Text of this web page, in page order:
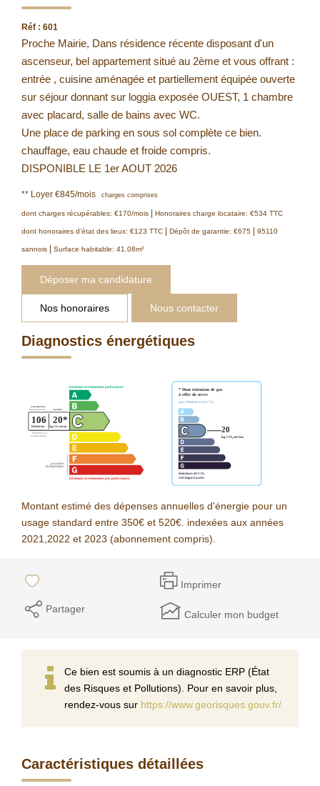
Réf : 601
Proche Mairie, Dans résidence récente disposant d'un
ascenseur, bel appartement situé au 2ème et vous offrant :
entrée , cuisine aménagée et partiellement équipée ouverte
sur séjour donnant sur loggia exposée OUEST, 1 chambre
avec placard, salle de bains avec WC.
Une place de parking en sous sol complète ce bien.
chauffage, eau chaude et froide compris.
DISPONIBLE LE 1er AOUT 2026
** Loyer €845/mois charges comprises
dont charges récupérables: €170/mois | Honoraires charge locataire: €534 TTC
dont honoraires d'état des lieux: €123 TTC | Dépôt de garantie: €675 | 95110
sannois | Surface habitable: 41.08m²
Déposer ma candidature
Nos honoraires Nous contacter
Diagnostics énergétiques
Montant estimé des dépenses annuelles d'énergie pour un
usage standard entre 350€ et 520€. indexées aux années
2021,2022 et 2023 (abonnement compris).
Imprimer
Partager Calculer mon budget
Ce bien est soumis à un diagnostic ERP (État
des Risques et Pollutions). Pour en savoir plus,
rendez-vous sur https://www.georisques.gouv.fr/
Caractéristiques détaillées